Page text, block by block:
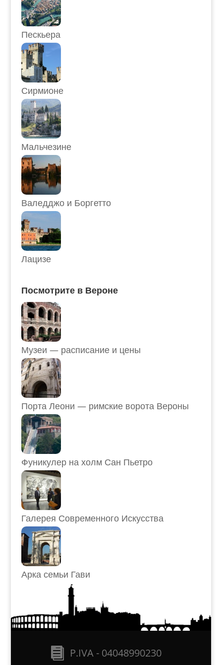
Пескьера
Сирмионе
Мальчезине
Валедджо и Боргетто
Лацизе
Посмотрите в Вероне
Музеи — расписание и цены
Порта Леони — римские ворота Вероны
Фуникулер на холм Сан Пьетро
Галерея Современного Искусства
Арка семьи Гави
P.IVA - 04048990230